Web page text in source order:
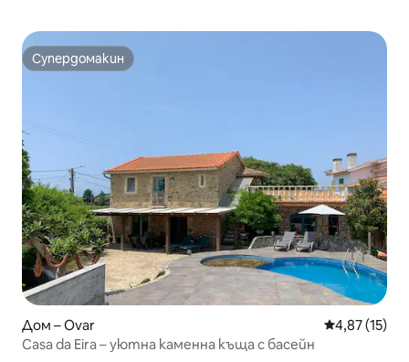
Супердомакин
Супердомакин
Дом – Ovar Средна
4,87 (15)
Casa da Eira – уютна каменна къща с басейн